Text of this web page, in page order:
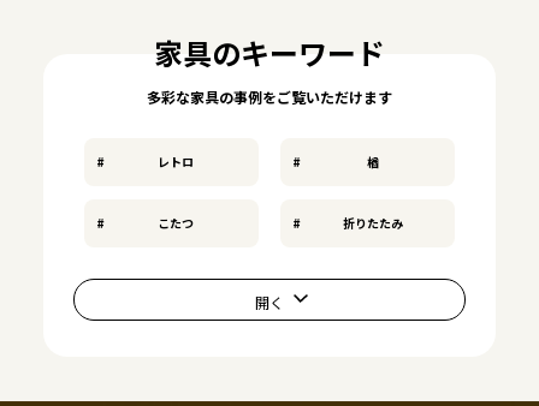
家具のキーワード
多彩な家具の事例をご覧いただけます
レトロ 楢
こたつ 折りたたみ